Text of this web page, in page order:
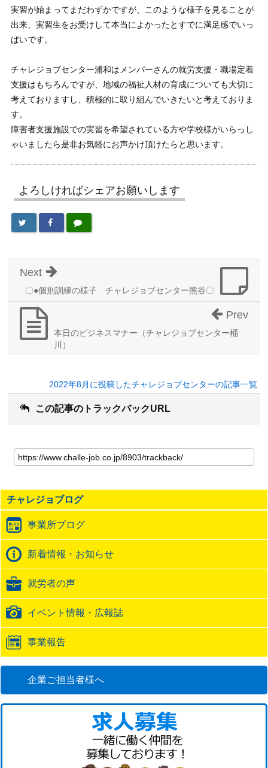
実習が始まってまだわずかですが、このような様子を見ることが
出来、実習生をお受けして本当によかったとすでに満足感でいっ
ぱいです。
チャレジョブセンター浦和はメンバーさんの就労支援・職場定着
支援はもちろんですが、地域の福祉人材の育成についても大切に
考えておりますし、積極的に取り組んでいきたいと考えておりま
す。
障害者支援施設での実習を希望されている方や学校様がいらっし
ゃいましたら是非お気軽にお声かけ頂けたらと思います。
よろしければシェアお願いします
〇●個別訓練の様子 チャレジョブセンター熊谷〇
Next
本日のビジネスマナー（チャレジョブセンター桶
川）
Prev
2022年8月に投稿したチャレジョブセンターの記事一覧
この記事のトラックバックURL
の
記
の
ト
ラ
ッ
ク
バ
ッ
URL
チャレジョブログ
事業所ブログ
新着情報・お知らせ
就労者の声
イベント情報・広報誌
事業報告
企業ご担当者様へ